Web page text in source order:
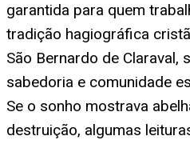
garantida para quem
tradição hagiográfica
São Bernardo de Claraval,
sabedoria e comunidade
Se o sonho mostrava
destruição, algumas